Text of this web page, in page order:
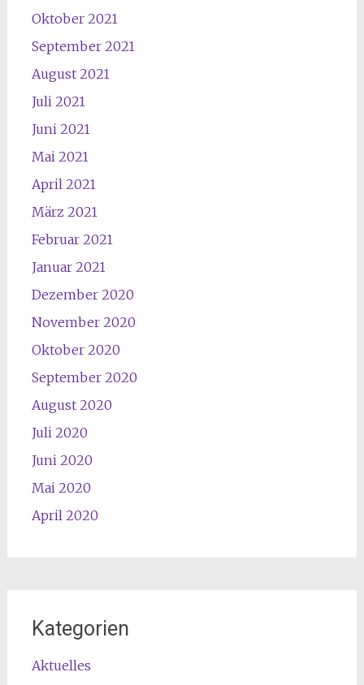
Oktober 2021
September 2021
August 2021
Juli 2021
Juni 2021
Mai 2021
April 2021
März 2021
Februar 2021
Januar 2021
Dezember 2020
November 2020
Oktober 2020
September 2020
August 2020
Juli 2020
Juni 2020
Mai 2020
April 2020
Kategorien
Aktuelles